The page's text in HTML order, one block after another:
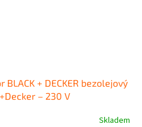
+ DECKER bezolejový
– 230 V
Skladem